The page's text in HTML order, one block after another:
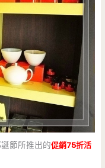
節所推出的促銷75折活